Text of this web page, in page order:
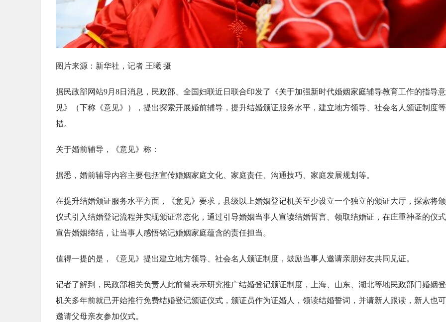
图片来源：新华社，记者 王曦 摄
据民政部网站9月8日消息，民政部、全国妇联近日联合印发了《关于加强新时代婚姻家庭辅导教育工作的指导意
见》（下称《意见》），提出探索开展婚前辅导，提升结婚颁证服务水平，建立地方领导、社会名人颁证制度
措。
关于婚前辅导，《意见》称：
据悉，婚前辅导内容主要包括宣传婚姻家庭文化、家庭责任、沟通技巧、家庭发展规划等。
在提升结婚颁证服务水平方面，《意见》要求，县级以上婚姻登记机关至少设立一个独立的颁证大厅，探索将
仪式引入结婚登记流程并实现颁证常态化，通过引导婚姻当事人宣读结婚誓言、领取结婚证，在庄重神圣的仪
宣告婚姻缔结，让当事人感悟铭记婚姻家庭蕴含的责任担当。
值得一提的是，《意见》提出建立地方领导、社会名人颁证制度，鼓励当事人邀请亲朋好友共同见证。
记者了解到，民政部相关负责人此前曾表示研究推广结婚登记颁证制度，上海、山东、湖北等地民政部门婚姻
机关多年前就已开始推行免费结婚登记颁证仪式，颁证员作为证婚人，领读结婚誓词，并请新人跟读，新人也
邀请父母亲友参加仪式。